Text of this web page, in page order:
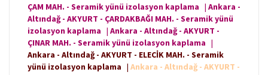
ÇAM MAH. - Seramik yünü izolasyon kaplama | Ankara -
Altındağ - AKYURT - ÇARDAKBAĞI MAH. - Seramik yünü
izolasyon kaplama | Ankara - Altındağ - AKYURT -
ÇINAR MAH. - Seramik yünü izolasyon kaplama |
Ankara - Altındağ - AKYURT - ELECİK MAH. - Seramik
yünü izolasyon kaplama | Ankara - Altındağ - AKYURT -